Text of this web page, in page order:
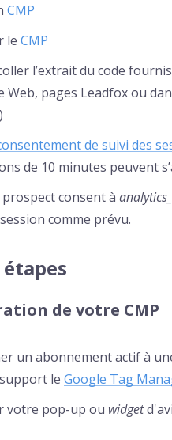
CMP
le CMP
l’extrait du code
Web, pages Leadfox ou
de suivi des
de 10 minutes peuvent
prospect consent à
comme prévu.
de votre CMP
un abonnement actif à
le Google Tag
votre pop-up ou widget